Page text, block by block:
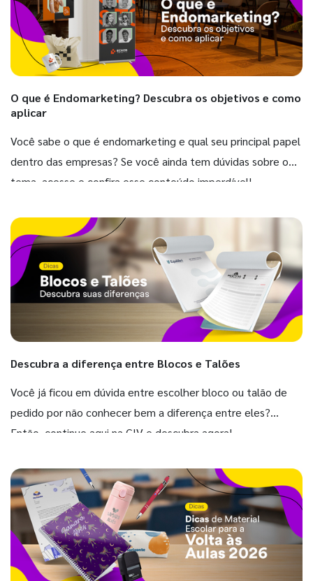
O que é Endomarketing? Descubra os objetivos e como
aplicar
Você sabe o que é endomarketing e qual seu principal papel
dentro das empresas? Se você ainda tem dúvidas sobre o
tema, acesse e confira esse conteúdo imperdível!
Descubra a diferença entre Blocos e Talões
Você já ficou em dúvida entre escolher bloco ou talão de
pedido por não conhecer bem a diferença entre eles?
Então, continue aqui na GIV e descubra agora!